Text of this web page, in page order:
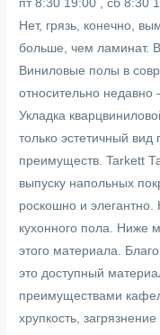
пт 8:30 19:00 , сб 8:30
Нет, грязь, конечно,
больше, чем ламинат. В
Виниловые полы в
относительно недавно
Укладка
только эстетичный
преимуществ. Tarkett
выпуску напольных
роскошно и элегантно.
кухонного пола. Ниже
этого материала.
это доступный
преимуществами
хрупкость,